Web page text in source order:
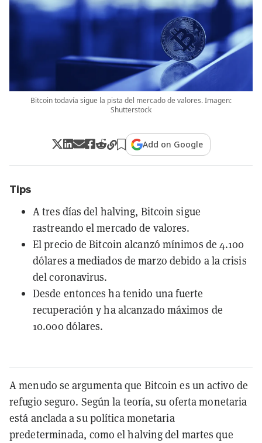
Bitcoin todavía sigue la pista del mercado de valores. Imagen:
Shutterstock
Add on Google
Tips
A tres días del halving, Bitcoin sigue
rastreando el mercado de valores.
El precio de Bitcoin alcanzó mínimos de 4.100
dólares a mediados de marzo debido a la crisis
del coronavirus.
Desde entonces ha tenido una fuerte
recuperación y ha alcanzado máximos de
10.000 dólares.
A menudo se argumenta que Bitcoin es un activo de
refugio seguro. Según la teoría, su oferta monetaria
está anclada a su política monetaria
predeterminada, como el halving del martes que